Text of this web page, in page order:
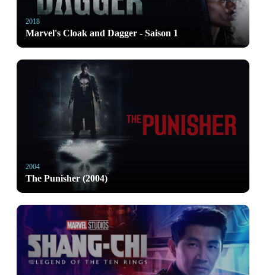
2018
Marvel's Cloak and Dagger - Saison 1
2004
The Punisher (2004)